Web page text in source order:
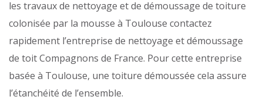
les travaux de nettoyage et de démoussage de toiture
colonisée par la mousse à Toulouse contactez
rapidement l’entreprise de nettoyage et démoussage
de toit Compagnons de France. Pour cette entreprise
basée à Toulouse, une toiture démoussée cela assure
l’étanchéité de l’ensemble.